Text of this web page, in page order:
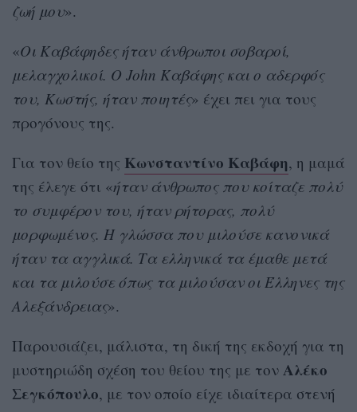
ζωή μου».
«Οι Καβάφηδες ήταν άνθρωποι σοβαροί,
μελαγχολικοί. Ο John Καβάφης και ο αδερφός
του, Κωστής, ήταν ποιητές» έχει πει για τους
προγόνους της.
Για τον θείο της Κωνσταντίνο Καβάφη, η μαμά
της έλεγε ότι «ήταν άνθρωπος που κοίταζε πολύ
το συμφέρον του, ήταν ρήτορας, πολύ
μορφωμένος. Η γλώσσα που μιλούσε κανονικά
ήταν τα αγγλικά. Τα ελληνικά τα έμαθε μετά
και τα μιλούσε όπως τα μιλούσαν οι Έλληνες της
Αλεξάνδρειας».
Παρουσιάζει, μάλιστα, τη δική της εκδοχή για τη
μυστηριώδη σχέση του θείου της με τον Αλέκο
Σεγκόπουλο, με τον οποίο είχε ιδιαίτερα στενή